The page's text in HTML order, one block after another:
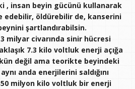
, insan beyin gücünü kullanarak
edebilir, öldürebilir de, kanserini
şartlandırabilsin.
milyar civarında sinir hücresi
7.3 kilo voltluk enerji açığa
değil ama teorikte beyindeki
anda enerjilerini saldığını
milyon kilo voltluk bir enerji